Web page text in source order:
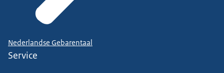
Nederlandse Gebarentaal
Service